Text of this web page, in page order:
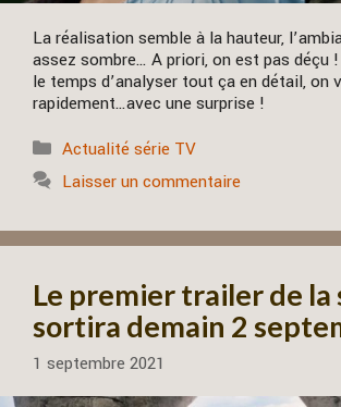
La réalisation semble à la hauteur,
assez sombre… A priori, on est pas déçu !
le temps d’analyser tout ça en détail, on
rapidement…avec une surprise !
Catégories
Actualité série TV
Laisser un commentaire
Le premier trailer de la
sortira demain 2
1 septembre 2021